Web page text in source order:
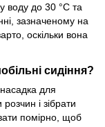
воду до 30 °C та
зазначеному на
оскільки вона
сидіння?
для
і зібрати
помірно, щоб